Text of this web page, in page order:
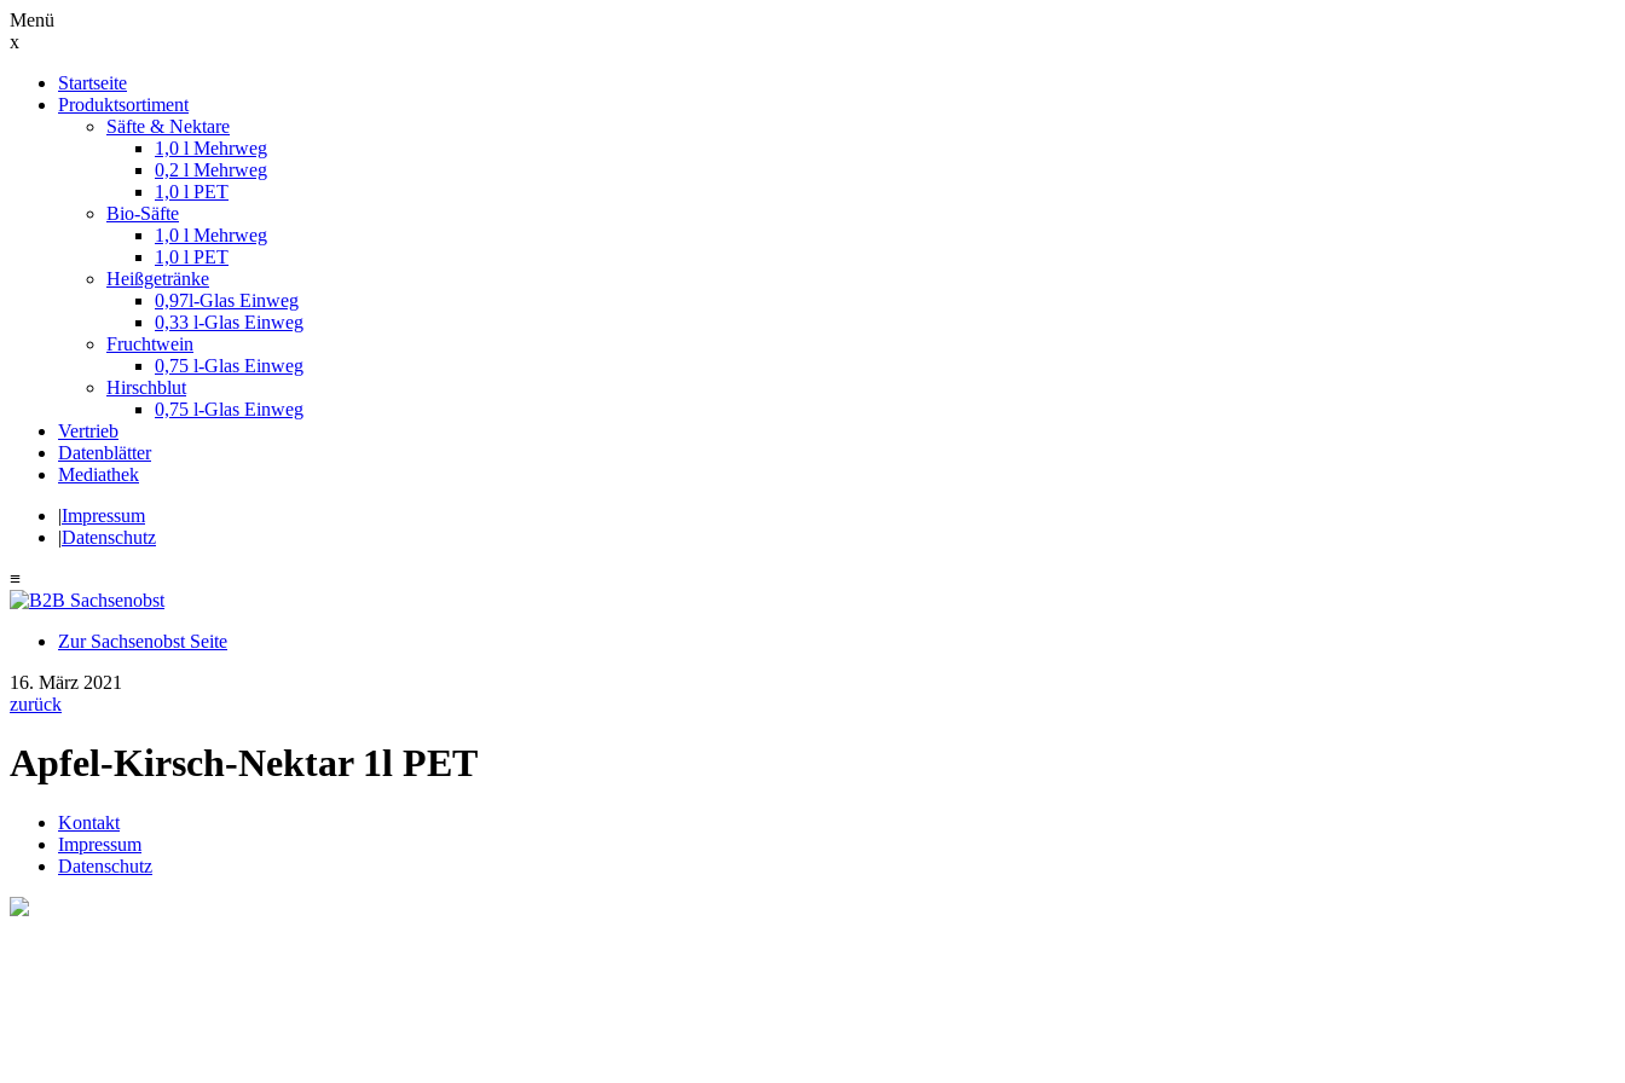
Menü
x
nach:
Startseite
Produktsortiment
Säfte & Nektare
1,0 l Mehrweg
0,2 l Mehrweg
1,0 l PET
Bio-Säfte
1,0 l Mehrweg
1,0 l PET
Heißgetränke
0,97l-Glas Einweg
0,33 l-Glas Einweg
Fruchtwein
0,75 l-Glas Einweg
Hirschblut
0,75 l-Glas Einweg
Vertrieb
Datenblätter
Mediathek
|Impressum
|Datenschutz
≡
Zur Sachsenobst Seite
Suche
nach:
16. März 2021
zurück
Apfel-Kirsch-Nektar 1l PET
Kontakt
Impressum
Datenschutz